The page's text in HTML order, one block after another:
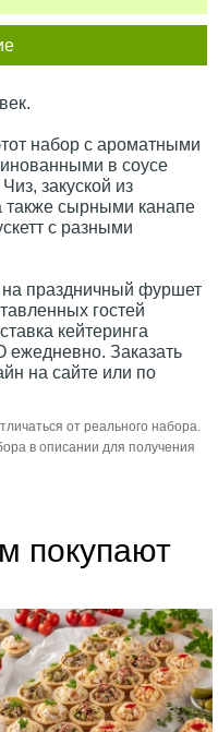
набор с ароматными
в соусе
закуской из
также сырными канапе
с разными
на праздничный фуршет
гостей
кейтеринга
ежедневно. Заказать
на сайте или по
от реального набора.
в описании для получения
покупают